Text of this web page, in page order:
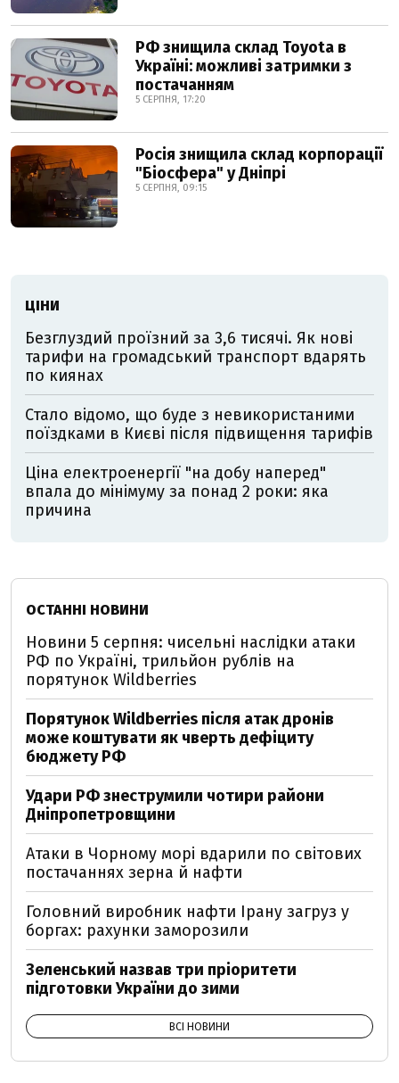
РФ знищила склад Toyota в
Україні: можливі затримки з
постачанням
5 СЕРПНЯ, 17:20
Росія знищила склад корпорації
"Біосфера" у Дніпрі
5 СЕРПНЯ, 09:15
ЦІНИ
Безглуздий проїзний за 3,6 тисячі. Як нові
тарифи на громадський транспорт вдарять
по киянах
Стало відомо, що буде з невикористаними
поїздками в Києві після підвищення тарифів
Ціна електроенергії "на добу наперед"
впала до мінімуму за понад 2 роки: яка
причина
ОСТАННІ НОВИНИ
Новини 5 серпня: чисельні наслідки атаки
РФ по Україні, трильйон рублів на
порятунок Wildberries
Порятунок Wildberries після атак дронів
може коштувати як чверть дефіциту
бюджету РФ
Удари РФ знеструмили чотири райони
Дніпропетровщини
Атаки в Чорному морі вдарили по світових
постачаннях зерна й нафти
Головний виробник нафти Ірану загруз у
боргах: рахунки заморозили
Зеленський назвав три пріоритети
підготовки України до зими
ВСІ НОВИНИ